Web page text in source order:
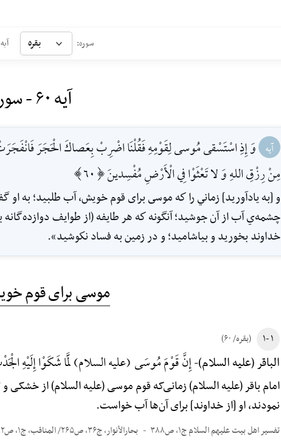
سوره: بقره
آیه ۶۰ - سوره بقره
آیه وَ إِذِ اسْتَسْقى مُوسى لِقَوْمِهِ فَقُلْنَا اضْرِبْ بِعَصاكَ الْحَجَرَ
مِنْ رِزْقِ اللهِ وَ لا تَعْثَوْا فِي الْأَرْضِ مُفْسِدينَ [60]
و [به يادآوريد] زماني را كه موسى براى قوم خويش، آب طلبيد؛ به
چشمه‌ي آب از آن جوشيد؛ آنگونه كه هر طايفه (از طوايف
خداوند بخوريد و بياشاميد؛ و در زمين به فساد نكوشيد».
موسی برای قوم
۱ -۱ (بقره/ ۶۰)
الباقر (علیه السلام)-إِنَّ قَوْمَ مُوسَی (علیه السلام) لَمَّا شَکَوْا إِلَیْهِ
امام باقر (علیه السلام) زمانی‌که قوم موسی (علیه السلام) از
نمودند، او [از خداوند] برای آن‌ها آب خواست.
تفسیر اهل بیت علیهم السلام ج۱، ص۳۸۸ بحارالأنوار، ج۳۶، ص۲۶۵/ المناقب، ج۱، ص۲۸۲